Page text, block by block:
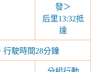
發＞
后里13:32抵
達
行駛時間28分鐘